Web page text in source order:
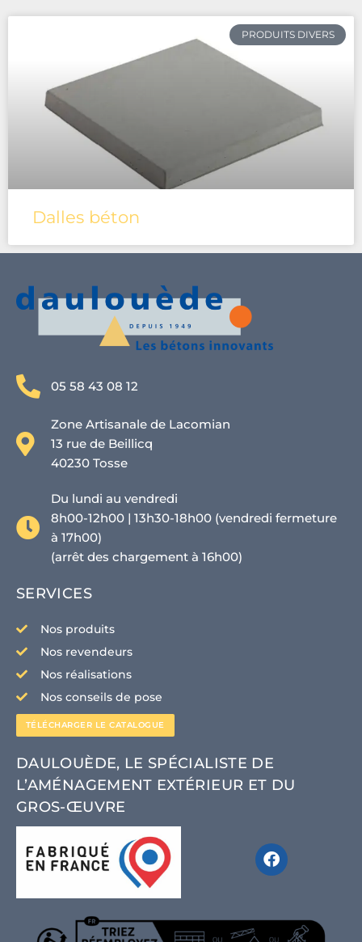
PRODUITS DIVERS
Dalles béton
05 58 43 08 12
Zone Artisanale de Lacomian
13 rue de Beillicq
40230 Tosse
Du lundi au vendredi
8h00-12h00 | 13h30-18h00 (vendredi fermeture
à 17h00)
(arrêt des chargement à 16h00)
SERVICES
Nos produits
Nos revendeurs
Nos réalisations
Nos conseils de pose
TÉLÉCHARGER LE CATALOGUE
DAULOUÈDE, LE SPÉCIALISTE DE
L’AMÉNAGEMENT EXTÉRIEUR ET DU
GROS-ŒUVRE